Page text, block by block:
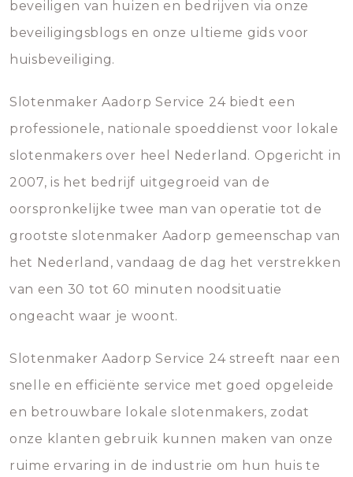
beveiligen van huizen en bedrijven via onze
beveiligingsblogs en onze ultieme gids voor
huisbeveiliging.
Slotenmaker Aadorp Service 24 biedt een
professionele, nationale spoeddienst voor lokale
slotenmakers over heel Nederland. Opgericht in
2007, is het bedrijf uitgegroeid van de
oorspronkelijke twee man van operatie tot de
grootste slotenmaker Aadorp gemeenschap van
het Nederland, vandaag de dag het verstrekken
van een 30 tot 60 minuten noodsituatie
ongeacht waar je woont.
Slotenmaker Aadorp Service 24 streeft naar een
snelle en efficiënte service met goed opgeleide
en betrouwbare lokale slotenmakers, zodat
onze klanten gebruik kunnen maken van onze
ruime ervaring in de industrie om hun huis te